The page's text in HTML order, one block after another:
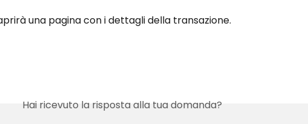
una pagina con i dettagli della transazione.
Hai ricevuto la risposta alla tua domanda?